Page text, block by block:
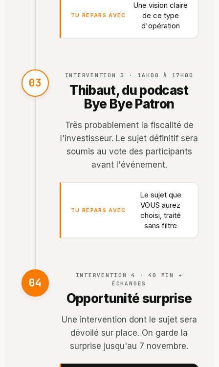
TU REPARS AVEC
Une vision claire
de ce type
d'opération
03
INTERVENTION 3 · 16H00 À 17H00
Thibaut, du podcast
Bye Bye Patron
Très probablement la fiscalité de
l'investisseur. Le sujet définitif sera
soumis au vote des participants
avant l'événement.
TU REPARS AVEC
Le sujet que
VOUS aurez
choisi, traité
sans filtre
04
INTERVENTION 4 · 40 MIN +
ÉCHANGES
Opportunité surprise
Une intervention dont le sujet sera
dévoilé sur place. On garde la
surprise jusqu'au 7 novembre.